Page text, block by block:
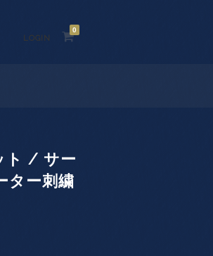
LOGIN
0
ト / サー
ター刺繍